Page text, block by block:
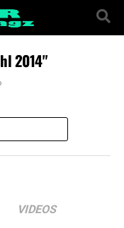
2014"
VIDEOS